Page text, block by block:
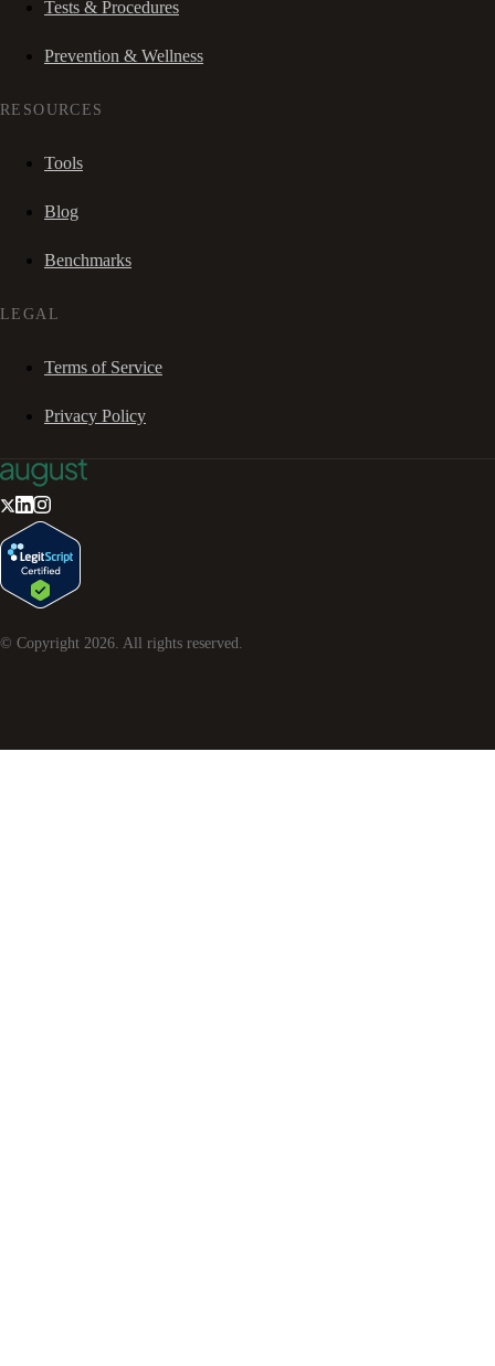
Tests & Procedures
Prevention & Wellness
RESOURCES
Tools
Blog
Benchmarks
LEGAL
Terms of Service
Privacy Policy
© Copyright 2026. All rights reserved.